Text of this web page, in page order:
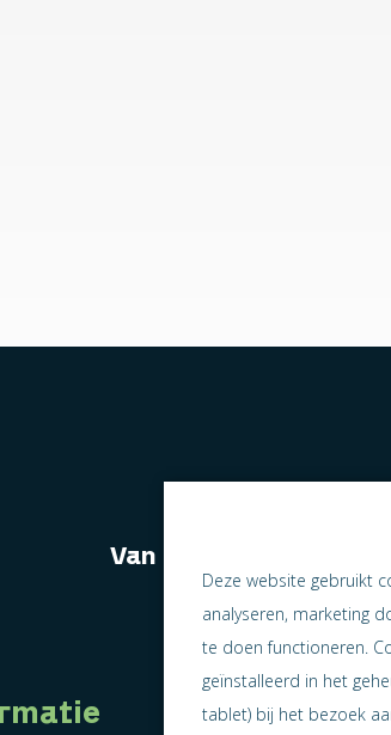
Van naast elkaar
Deze website gebruikt
analyseren, marketing
te doen functioneren.
geïnstalleerd in het
tablet) bij het bezoek